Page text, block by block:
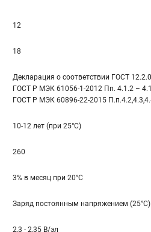
12
18
Декларация о соответствии ГОСТ
ГОСТ Р МЭК 61056-1-2012 Пп. 4.1.2 –
ГОСТ Р МЭК 60896-22-2015
10-12 лет (при 25°С)
260
3% в месяц при 20°С
Заряд постоянным напряжением (25°С)
2,3 - 2,35 В/эл